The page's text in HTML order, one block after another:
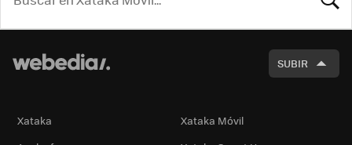
SUBIR
Xataka
Xataka Móvil